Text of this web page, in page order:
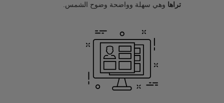
تراها وهي سهلة وواضحة وضوح الشمس.